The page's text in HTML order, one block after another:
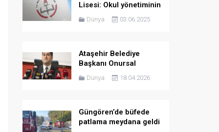
Lisesi: Okul yönetiminin
bilgisi olmaksızın asılan
görsel kaldırılmış olup,
Dünya 03.06.2025
Ataşehir Belediye
Başkanı Onursal
Adıgüzel gözaltına
alındı
Dünya 18.04.2026
Güngören’de büfede
patlama meydana geldi